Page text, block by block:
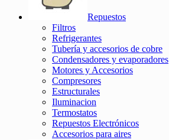
Repuestos
Filtros
Refrigerantes
Tubería y accesorios de cobre
Condensadores y evaporadores
Motores y Accesorios
Compresores
Estructurales
Iluminacion
Termostatos
Repuestos Electrónicos
Accesorios para aires